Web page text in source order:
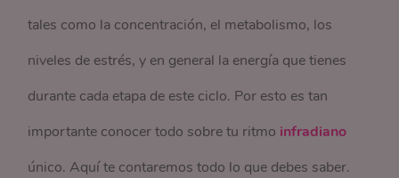
tales como la concentración, el metabolismo, los
niveles de estrés, y en general la energía que tienes
durante cada etapa de este ciclo. Por esto es tan
importante conocer todo sobre tu ritmo infradiano
único. Aquí te contaremos todo lo que debes saber.